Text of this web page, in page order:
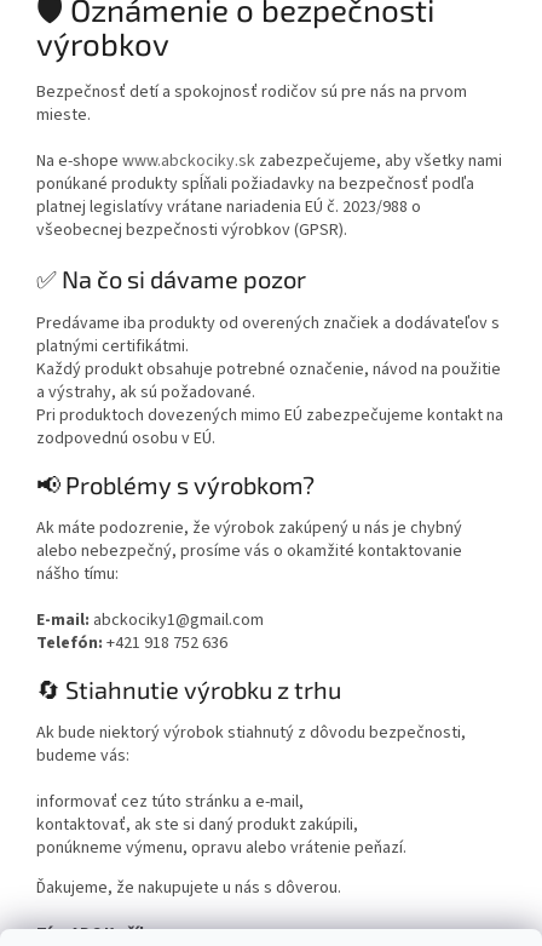
🛡️ Oznámenie o bezpečnosti
výrobkov
Bezpečnosť detí a spokojnosť rodičov sú pre nás na prvom
mieste.
Na e-shope www.abckociky.sk zabezpečujeme, aby všetky nami
ponúkané produkty spĺňali požiadavky na bezpečnosť podľa
platnej legislatívy vrátane nariadenia EÚ č. 2023/988 o
všeobecnej bezpečnosti výrobkov (GPSR).
✅ Na čo si dávame pozor
Predávame iba produkty od overených značiek a dodávateľov s
platnými certifikátmi.
Každý produkt obsahuje potrebné označenie, návod na použitie
a výstrahy, ak sú požadované.
Pri produktoch dovezených mimo EÚ zabezpečujeme kontakt na
zodpovednú osobu v EÚ.
📢 Problémy s výrobkom?
Ak máte podozrenie, že výrobok zakúpený u nás je chybný
alebo nebezpečný, prosíme vás o okamžité kontaktovanie
nášho tímu:
E-mail: abckociky1@gmail.com
Telefón: +421 918 752 636
🔄 Stiahnutie výrobku z trhu
Ak bude niektorý výrobok stiahnutý z dôvodu bezpečnosti,
budeme vás:
informovať cez túto stránku a e-mail,
kontaktovať, ak ste si daný produkt zakúpili,
ponúkneme výmenu, opravu alebo vrátenie peňazí.
Ďakujeme, že nakupujete u nás s dôverou.
Tím ABC Kočíky